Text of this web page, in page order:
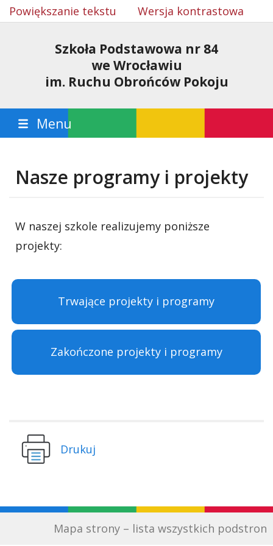
Powiększanie tekstu Wersja kontrastowa
Szkoła Podstawowa nr 84
we Wrocławiu
im. Ruchu Obrońców Pokoju
Menu
Nasze programy i projekty
W naszej szkole realizujemy poniższe
projekty:
Trwające projekty i programy
Zakończone projekty i programy
Drukuj
Mapa strony – lista wszystkich podstron